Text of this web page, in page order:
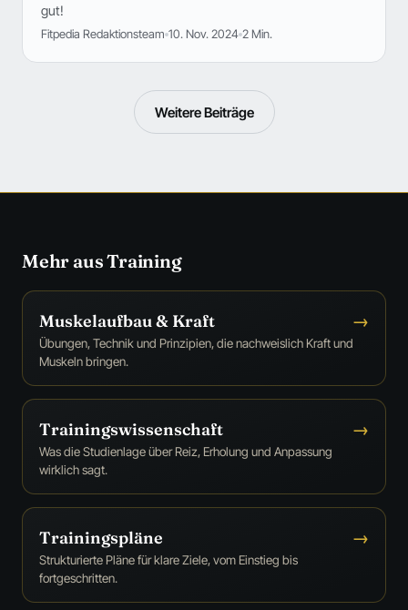
gut!
Fitpedia Redaktionsteam 10. Nov. 2024 2 Min.
Weitere Beiträge
Mehr aus Training
Muskelaufbau & Kraft →
Übungen, Technik und Prinzipien, die nachweislich Kraft und
Muskeln bringen.
Trainingswissenschaft →
Was die Studienlage über Reiz, Erholung und Anpassung
wirklich sagt.
Trainingspläne →
Strukturierte Pläne für klare Ziele, vom Einstieg bis
fortgeschritten.